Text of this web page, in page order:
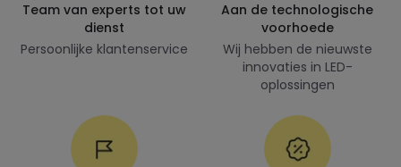
Team van experts tot uw
dienst
Persoonlijke klantenservice
Aan de technologische
voorhoede
Wij hebben de nieuwste
innovaties in LED-
oplossingen